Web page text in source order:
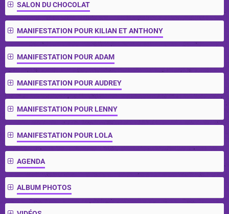
SALON DU CHOCOLAT
MANIFESTATION POUR KILIAN ET ANTHONY
MANIFESTATION POUR ADAM
MANIFESTATION POUR AUDREY
MANIFESTATION POUR LENNY
MANIFESTATION POUR LOLA
AGENDA
ALBUM PHOTOS